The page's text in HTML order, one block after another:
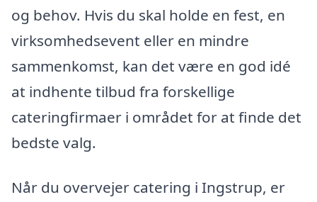
og behov. Hvis du skal holde en fest, en
virksomhedsevent eller en mindre
sammenkomst, kan det være en god idé
at indhente tilbud fra forskellige
cateringfirmaer i området for at finde det
bedste valg.
Når du overvejer catering i Ingstrup, er